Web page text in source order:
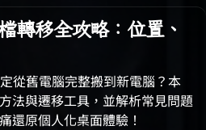
轉移全攻略：位置、
從舊電腦完整搬到新電腦？本
法與遷移工具，並解析常見問題
還原個人化桌面體驗！